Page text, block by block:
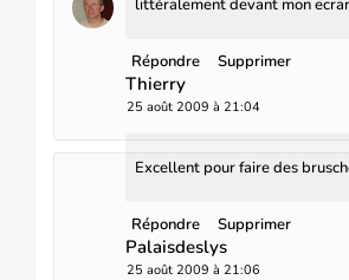
littéralement devant mon
Répondre Supprimer
Thierry
25 août 2009 à 21:04
Excellent pour faire des
Répondre Supprimer
Palaisdeslys
25 août 2009 à 21:06